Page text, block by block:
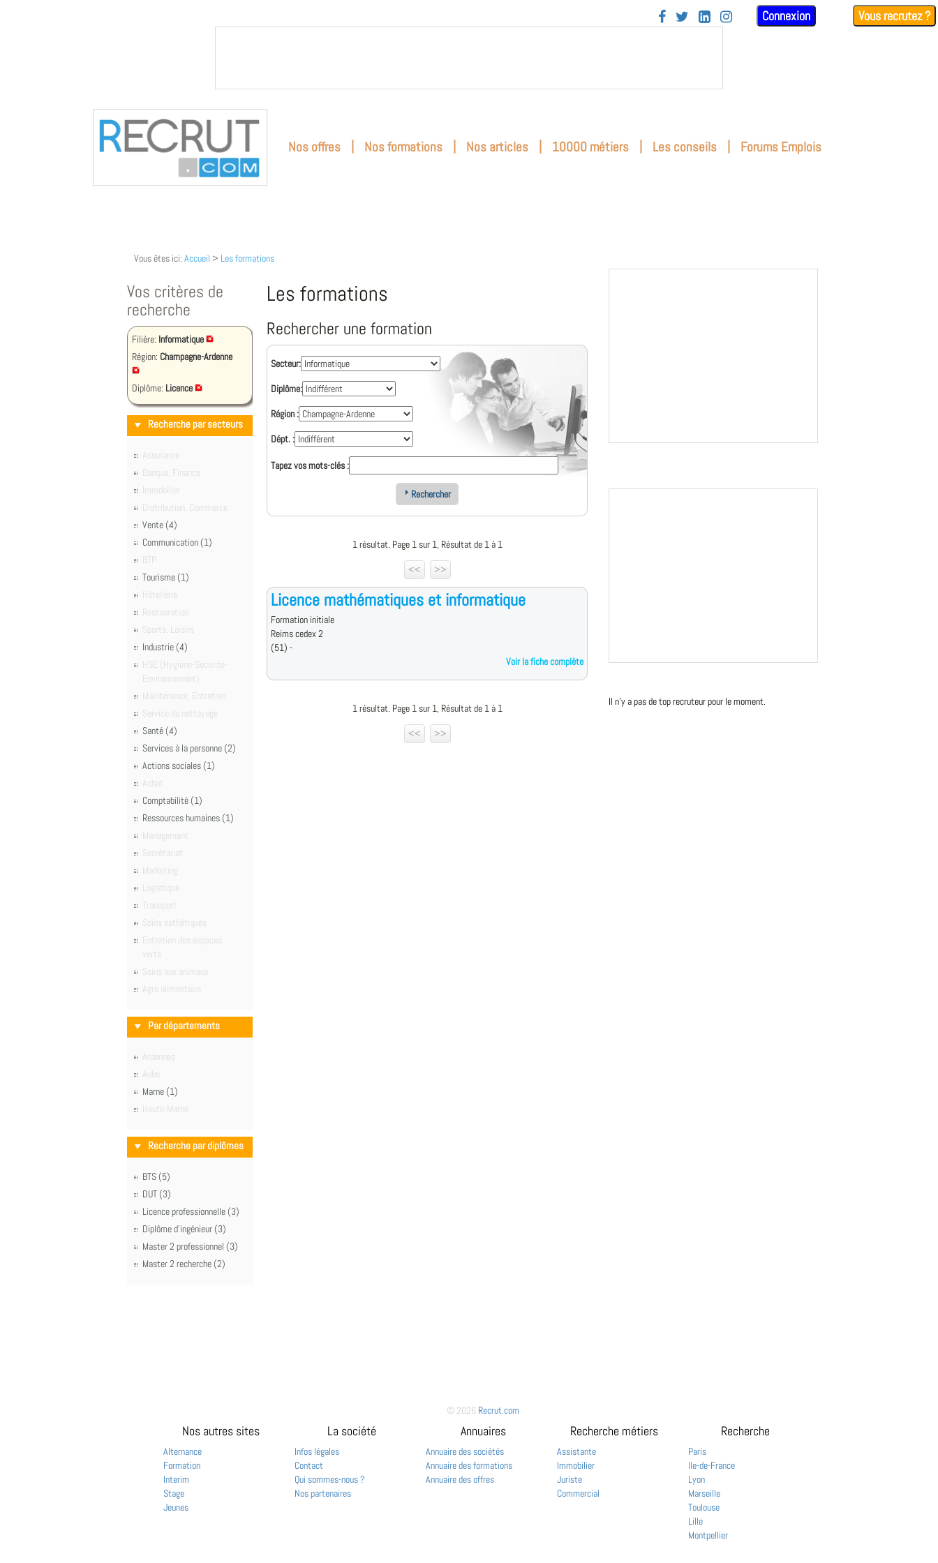
    Connexion Vous recrutez ?
Nos offres | Nos formations | Nos articles | 10000 métiers | Les conseils | Forums Emplois
Vous êtes ici: Accueil > Les formations
Vos critères de
recherche
Filière: Informatique
Région: Champagne-Ardenne
Diplôme: Licence
Recherche par secteurs
Assurance
Banque, Finance
Immobilier
Distribution, Commerce
Vente (4)
Communication (1)
BTP
Tourisme (1)
Hôtellerie
Restauration
Sports, Loisirs
Industrie (4)
HSE (Hygiène-Sécurité-
Environnement)
Maintenance, Entretien
Service de nettoyage
Santé (4)
Services à la personne (2)
Actions sociales (1)
Achat
Comptabilité (1)
Ressources humaines (1)
Management
Secrétariat
Marketing
Logistique
Transport
Soins esthétiques
Entretien des espaces
verts
Soins aux animaux
Agro alimentaire
Par départements
Ardennes
Aube
Marne (1)
Haute-Marne
Recherche par diplômes
BTS (5)
DUT (3)
Licence professionnelle (3)
Diplôme d'ingénieur (3)
Master 2 professionnel (3)
Master 2 recherche (2)
Les formations
Rechercher une formation
Secteur:
Diplôme:
Région :
Dépt. :
Tapez vos mots-clés :
Rechercher
1 résultat. Page 1 sur 1, Résultat de 1 à 1
<<
>>
Licence mathématiques et informatique
Formation initiale
Reims cedex 2
(51) -
Voir la fiche complète
1 résultat. Page 1 sur 1, Résultat de 1 à 1
<<
>>
Il n'y a pas de top recruteur pour le moment.
© 2026 Recrut.com
Nos autres sites
Alternance
Formation
Interim
Stage
Jeunes
La société
Infos légales
Contact
Qui sommes-nous ?
Nos partenaires
Annuaires
Annuaire des sociétés
Annuaire des formations
Annuaire des offres
Recherche métiers
Assistante
Immobilier
Juriste
Commercial
Recherche
Paris
Ile-de-France
Lyon
Marseille
Toulouse
Lille
Montpellier